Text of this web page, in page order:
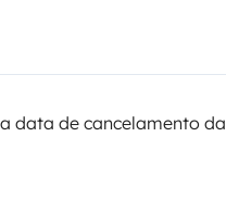
data de cancelamento da